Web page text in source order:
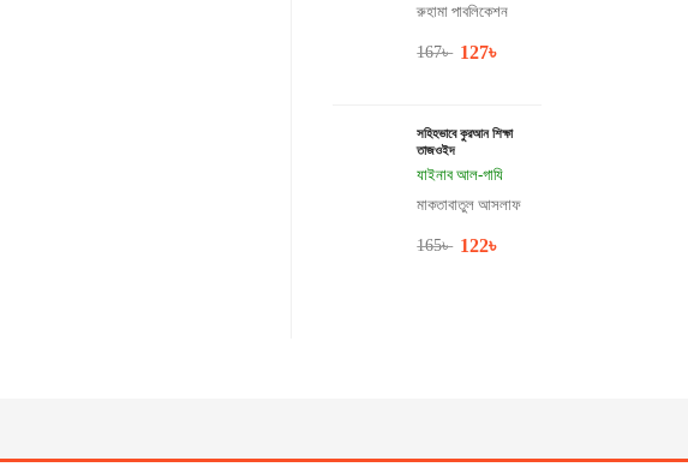
রুহামা পাবলিকেশন
167৳ 127৳
সহিহভাবে কুরআন শিক্ষা
তাজওইদ
যাইনাব আল-গাযি
মাকতাবাতুল আসলাফ
165৳ 122৳